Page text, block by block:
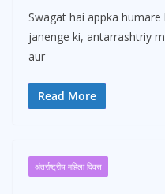
Swagat hai appka
janenge ki, antarrashtriy
aur
Read More
अंतर्राष्ट्रीय महिला दिवस